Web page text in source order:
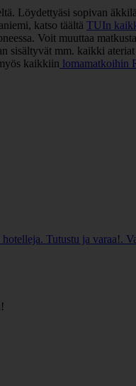
Löydettyäsi sopivan
katso täältä TUIn
Voit muuttaa
sisältyvät mm. kaikki
kaikkiin lomamatkoihin
Tutustu ja varaa!.